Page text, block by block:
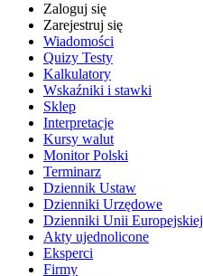
Zaloguj się
Zarejestruj się
Wiadomości
Quizy Testy
Kalkulatory
Wskaźniki i stawki
Sklep
Interpretacje
Kursy walut
Monitor Polski
Terminarz
Dziennik Ustaw
Dzienniki Urzędowe
Dzienniki Unii Europejskiej
Akty ujednolicone
Eksperci
Firmy